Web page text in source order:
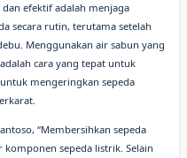
efektif adalah menjaga
secara rutin, terutama setelah
Menggunakan air sabun yang
cara yang tepat untuk
mengeringkan sepeda
“Membersihkan sepeda
sepeda listrik. Selain